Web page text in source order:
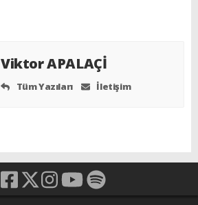
Viktor APALAÇİ
Tüm Yazıları İletişim